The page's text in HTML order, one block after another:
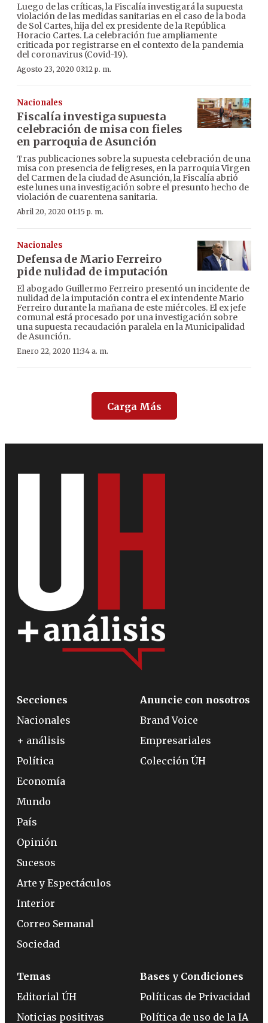
Luego de las críticas, la Fiscalía investigará la supuesta
violación de las medidas sanitarias en el caso de la boda
de Sol Cartes, hija del ex presidente de la República
Horacio Cartes. La celebración fue ampliamente
criticada por registrarse en el contexto de la pandemia
del coronavirus (Covid-19).
Agosto 23, 2020 03:12 p. m.
Nacionales
Fiscalía investiga supuesta
celebración de misa con fieles
en parroquia de Asunción
Tras publicaciones sobre la supuesta celebración de una
misa con presencia de feligreses, en la parroquia Virgen
del Carmen de la ciudad de Asunción, la Fiscalía abrió
este lunes una investigación sobre el presunto hecho de
violación de cuarentena sanitaria.
Abril 20, 2020 01:15 p. m.
Nacionales
Defensa de Mario Ferreiro
pide nulidad de imputación
El abogado Guillermo Ferreiro presentó un incidente de
nulidad de la imputación contra el ex intendente Mario
Ferreiro durante la mañana de este miércoles. El ex jefe
comunal está procesado por una investigación sobre
una supuesta recaudación paralela en la Municipalidad
de Asunción.
Enero 22, 2020 11:34 a. m.
Carga Más
Secciones
Nacionales
+ análisis
Política
Economía
Mundo
País
Opinión
Sucesos
Arte y Espectáculos
Interior
Correo Semanal
Sociedad
Anuncie con nosotros
Brand Voice
Empresariales
Colección ÚH
Temas
Editorial ÚH
Noticias positivas
Bases y Condiciones
Políticas de Privacidad
Política de uso de la IA